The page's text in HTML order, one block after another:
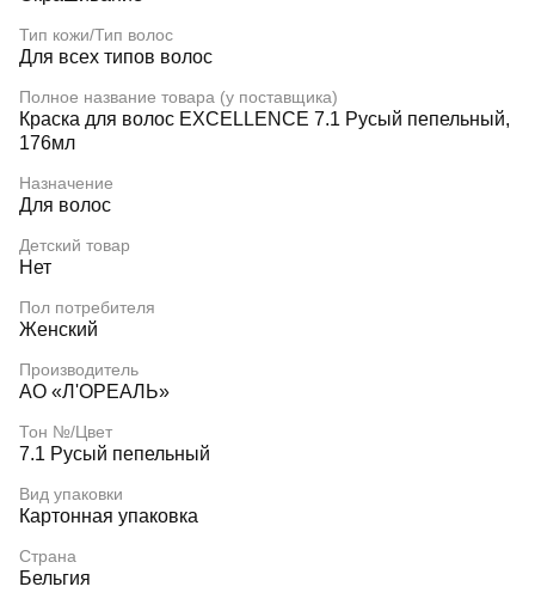
Тип кожи/Тип волос
Для всех типов волос
Полное название товара (у поставщика)
Краска для волос EXCELLENCE 7.1 Русый пепельный,
176мл
Назначение
Для волос
Детский товар
Нет
Пол потребителя
Женский
Производитель
АО «Л'ОРЕАЛЬ»
Тон №/Цвет
7.1 Русый пепельный
Вид упаковки
Картонная упаковка
Страна
Бельгия